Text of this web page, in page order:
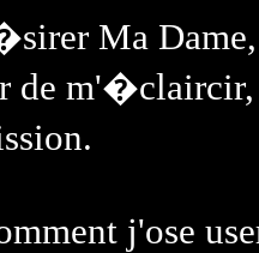
Ma
de
j'ose